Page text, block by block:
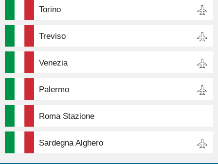
Torino
Treviso
Venezia
Palermo
Roma Stazione
Sardegna Alghero